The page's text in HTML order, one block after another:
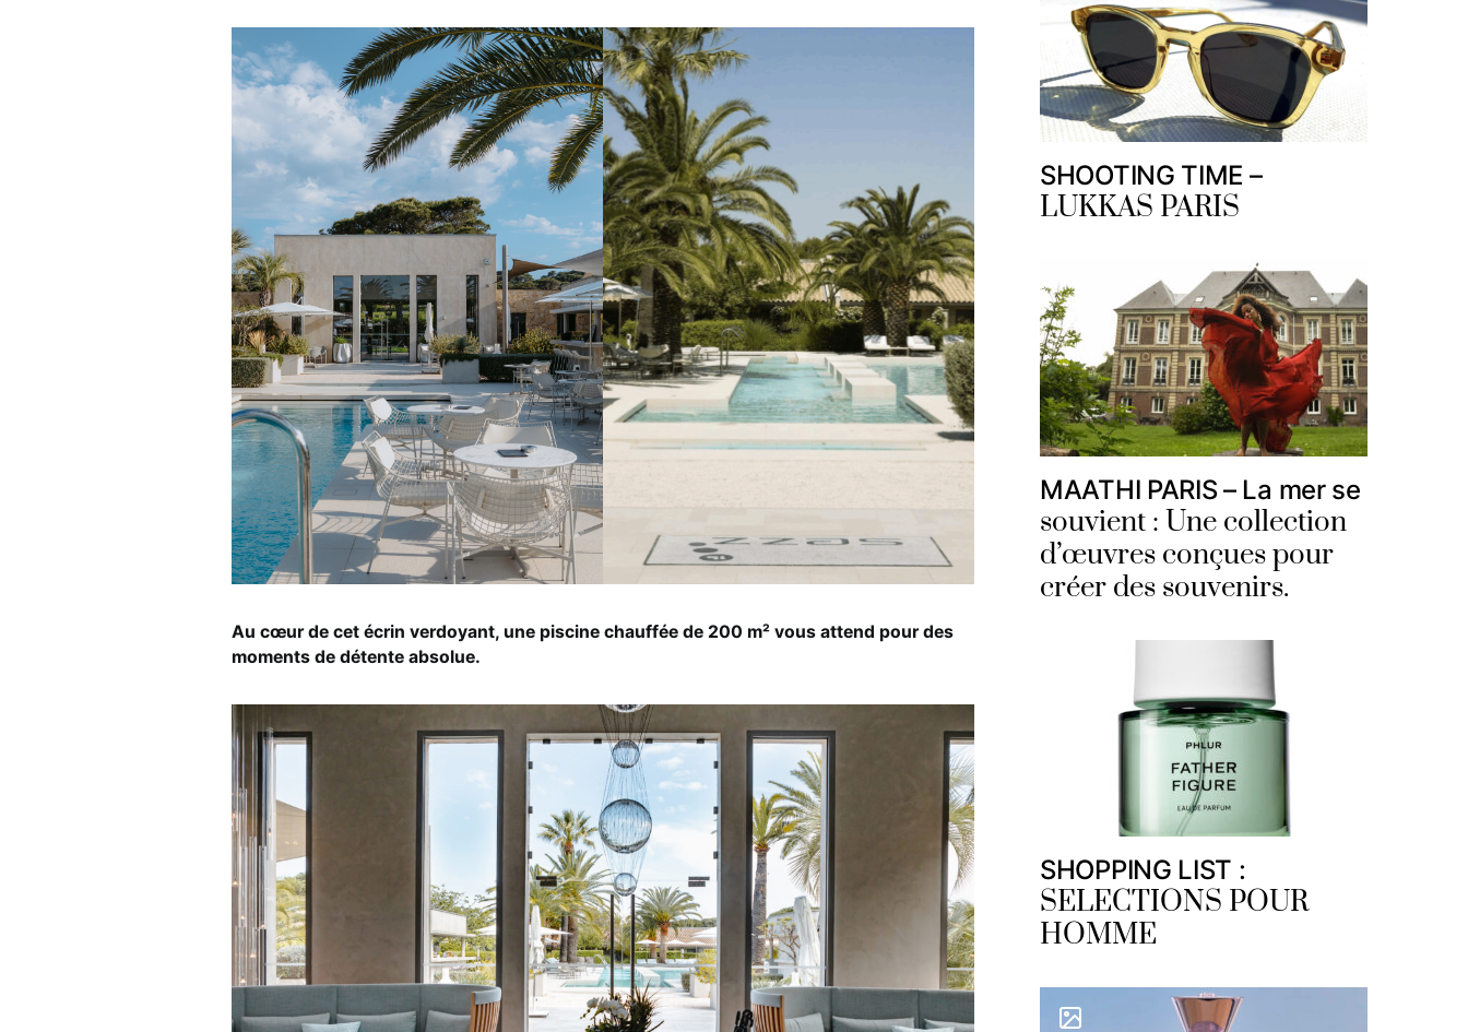
Au cœur de cet écrin verdoyant, une piscine chauffée de 200 m² vous attend pour des
moments de détente absolue.
SHOOTING TIME –
LUKKAS PARIS
MAATHI PARIS – La mer se
souvient : Une collection
d’œuvres conçues pour
créer des souvenirs.
SHOPPING LIST :
SELECTIONS POUR
HOMME